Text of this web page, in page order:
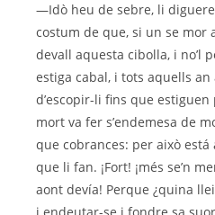
—Idò heu de sebre, li
costum de que, si un se mor
devall aquesta cibolla, i no’l
estiga cabal, i tots aquells
d’escopir-li fins que
mort va fer s’endemesa de
que cobrances: per això
que li fan. ¡Fort! ¡més se’n
aont devía! Perque ¿quina